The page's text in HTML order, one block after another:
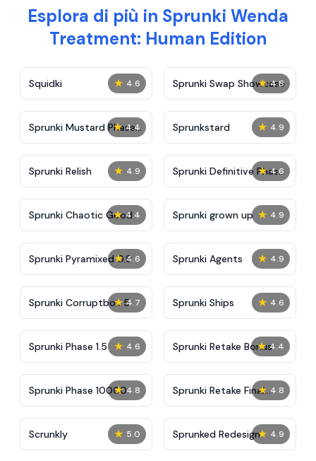
Esplora di più in Sprunki Wenda
Treatment: Human Edition
★ 4.6
Squidki ★ 4.8
Sprunki Swap Showcase
★ 4.4
Sprunki Mustard Phase
2
★ 4.9
Sprunkstard
★ 4.9
Sprunki Relish ★ 4.6
Sprunki Definitive Phase
7
★ 4.4
Sprunki Chaotic Good ★ 4.9
Sprunki grown up
★ 4.6
Sprunki Pyramixed 0.9 ★ 4.9
Sprunki Agents
★ 4.7
Sprunki Corruptbox 5 ★ 4.6
Sprunki Ships
★ 4.6
Sprunki Phase 1.5 ★ 4.4
Sprunki Retake Bonus
★ 4.8
Sprunki Phase 10000 ★ 4.8
Sprunki Retake Final
Update
★ 5.0
Scrunkly ★ 4.9
Sprunked Redesign